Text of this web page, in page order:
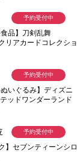
食品】刀剣乱舞
リアカードコレクショ
予約受付中
ぬいぐるみ】ディズニ
ッドワンダーランド
いぐるみ(クラブ・ウ
予約受付中
】セブンティーンシロ
予約受付中